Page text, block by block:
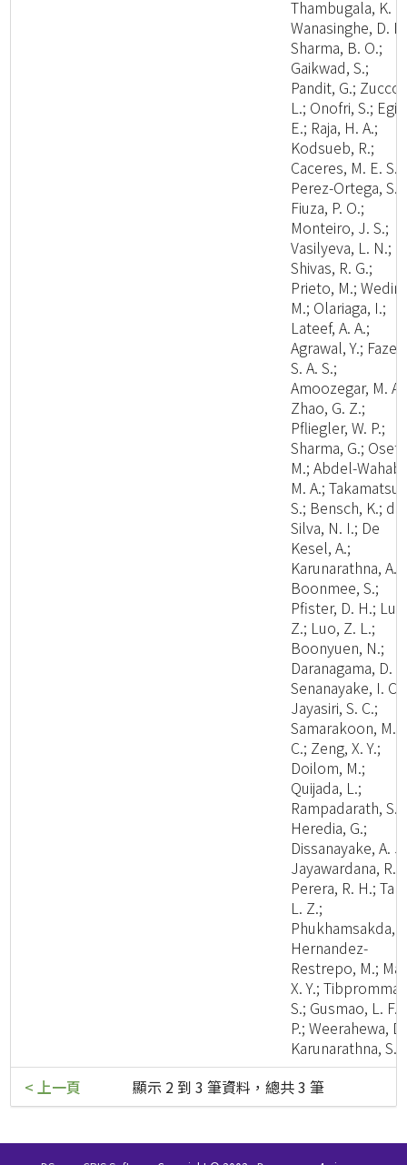
Thambugala, K.
Wanasinghe, D.
Sharma, B. O.;
Gaikwad, S.;
Pandit, G.;
L.; Onofri, S.;
E.; Raja, H. A.;
Kodsueb, R.;
Caceres, M. E. S.;
Perez-Ortega, S.;
Fiuza, P. O.;
Monteiro, J. S.;
Vasilyeva, L. N.;
Shivas, R. G.;
Prieto, M.; Wedin,
M.; Olariaga, I.;
Lateef, A. A.;
Agrawal, Y.;
S. A. S.;
Amoozegar, M. A.;
Zhao, G. Z.;
Pfliegler, W. P.;
Sharma, G.; Oset,
M.; Abdel-Wahab,
M. A.; Takamatsu,
S.; Bensch, K.; de
Silva, N. I.; De
Kesel, A.;
Karunarathna, A.;
Boonmee, S.;
Pfister, D. H.; Lu,
Z.; Luo, Z. L.;
Boonyuen, N.;
Daranagama, D.
Senanayake, I. C.;
Jayasiri, S. C.;
Samarakoon, M.
C.; Zeng, X. Y.;
Doilom, M.;
Quijada, L.;
Rampadarath, S.;
Heredia, G.;
Dissanayake, A.
Jayawardana, R.
Perera, R. H.;
L. Z.;
Phukhamsakda,
Hernandez-
Restrepo, M.; Ma,
X. Y.; Tibpromma,
S.; Gusmao, L. F.
P.; Weerahewa,
Karunarathna, S.
顯示 2 到 3 筆資料，總共 3 筆
< 上一頁